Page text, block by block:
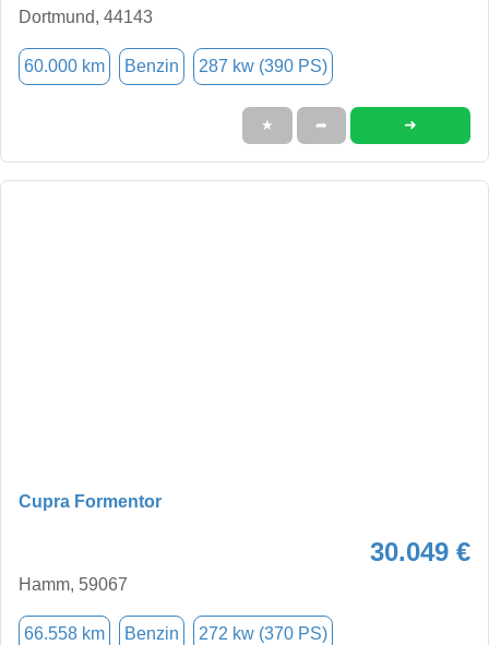
Dortmund, 44143
60.000 km Benzin 287 kw (390 PS)
★ ➦ ➜
Cupra Formentor
30.049 €
Hamm, 59067
66.558 km Benzin 272 kw (370 PS)